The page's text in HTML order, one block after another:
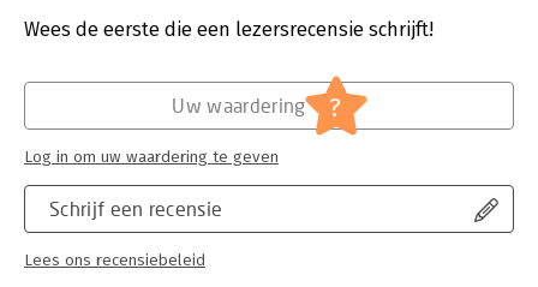
inequality.
Wees de eerste die een lezersrecensie schrijft!
Schrijf een recensie
Lees ons recensiebeleid
Uw waardering ?
Log in om uw waardering te geven